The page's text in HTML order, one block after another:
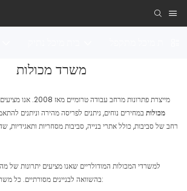
משרד מכולות
DXH Container מייצרת פתרונות מרחב עבודה טרומיים מאז 2008. אנו מציעים
מכולותבמחירים נוחים, ניתנים לפריסה מהירה וניתנים
רחב של סביבות, כולל אתרי בנייה, סביבות מסחריות ותאגידיות,
למשרדי המכולות המודולריים שאנו מציעים יתרונות של
בהשוואה לבניינים מסורתיים. כל משרד מכולה שאנו מייצרים הוא: